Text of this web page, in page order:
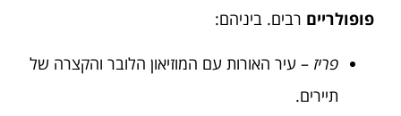
פופולריים רבים. ביניהם:
פריז – עיר האורות עם המוזיאון הלובר והקצרה של
תיירים.